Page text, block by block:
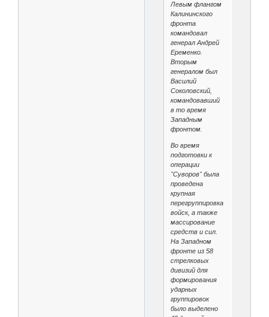
Левым флангом
Калининского
фронта
командовал
генерал Андрей
Еременко.
Вторым
генералом был
Василий
Соколовский,
командовавший
в то время
Западным
фронтом.
Во время
подготовки к
операции
"Суворов" была
проведена
крупная
перегруппировка
войск, а также
массирование
средств и сил.
На Западном
фронте из 58
стрелковых
дивизий для
формирования
ударных
группировок
было выделено